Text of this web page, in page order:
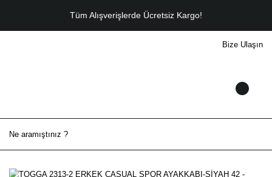
Tüm Alışverişlerde Ücretsiz Kargo!
Bize Ulaşın